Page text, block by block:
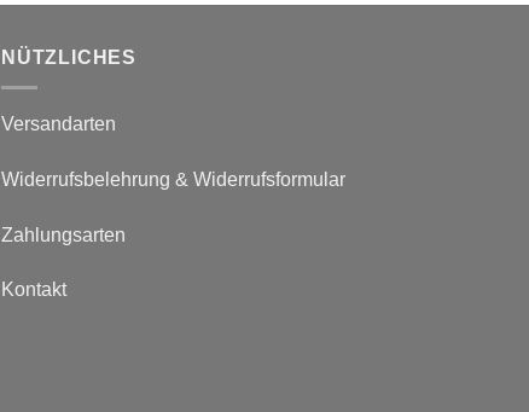
NÜTZLICHES
Versandarten
Widerrufsbelehrung & Widerrufsformular
Zahlungsarten
Kontakt